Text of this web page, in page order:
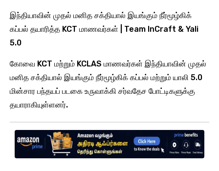
இந்தியாவின் முதல் மனித சக்தியால் இயங்கும் நீர்மூழ்கிக்
கப்பல் தயாரித்த KCT மாணவர்கள் | Team InCraft & Yali
5.0
கோவை KCT மற்றும் KCLAS மாணவர்கள் இந்தியாவின் முதல்
மனித சக்தியால் இயங்கும் நீர்மூழ்கிக் கப்பல் மற்றும் யாலி 5.0
மின்சார பந்தயப் படகை உருவாக்கி சர்வதேச போட்டிகளுக்கு
தயாராகியுள்ளனர்.